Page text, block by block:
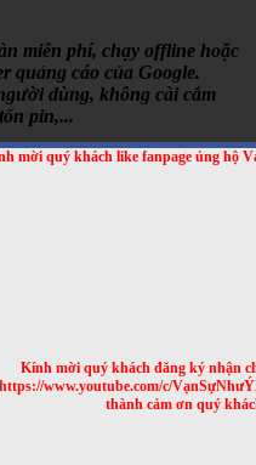
mời quý khách like fanpage ủng hộ
Kính mời quý khách đăng ký nhận
https://www.youtube.com/c/
thành cảm ơn quý
miễn phí, chạy offline hoặc
quảng cáo của Google.
dùng, không cài cắm
pin,...
cho Android, trên Google
QRCODE sau